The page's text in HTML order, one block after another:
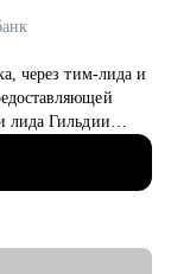
через тим-лида и
лида Гильдии
для одной
учеников